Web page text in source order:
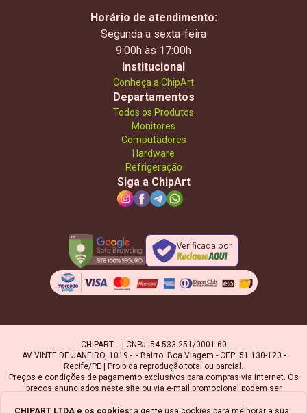
CHIPART LTDA e os cookies: a gente usa cookies para melhorar a sua
Horário de atendimento:
Segunda a sexta-feira
9:00h às 17:00h
Institucional
Conheça a ChipArt
Departamentos
Todos os Produtos
Monitores
Computadores
Hardware
Refrigeração
Siga a ChipArt
Verificada por
CHIPART - | CNPJ: 54.533.251/0001-60
AV VINTE DE JANEIRO, 1019 - - Bairro: Boa Viagem - CEP: 51.130-120 -
Recife/PE | Proibida reprodução total ou parcial.
Preços e condições de pagamento exclusivos para compras via internet. Os
preços anunciados neste site ou via e-mail promocional podem ser
descritivos. As fotos contidas nesta página são meramente ilustrativas do